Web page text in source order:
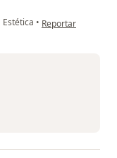
• en opinión del
Reportar